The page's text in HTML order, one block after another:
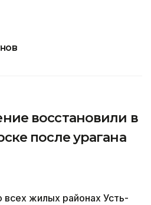
восстановили в
после урагана
жилых районах Усть-